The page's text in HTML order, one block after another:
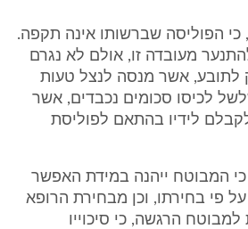
הפוליסה שברשותו אינה תקפה.
מעובדה זו, אולם לא נגרם
לתובע, אשר מנסה לנצל טעות
לכיסו סכומים נכבדים, אשר
לידיו בהתאם לפוליסת
המבוטח ייהנה במידת האפשר
פי בחירתו, וכן מבחירת הרופא
הרגשה, כי סיכוייו